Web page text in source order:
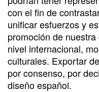
con el fin de
unificar esfuerzos y
promoción de
nivel internacional,
culturales. Exportar
por consenso, por
diseño español.